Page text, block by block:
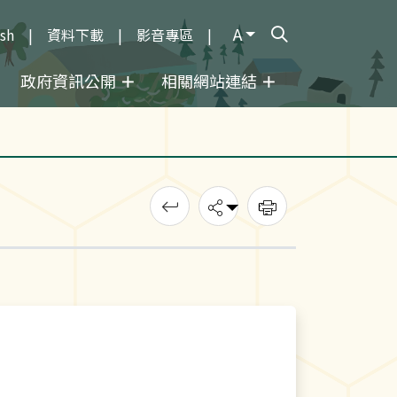
資料下載 影音專區 A
打開搜尋輸入框
政府資訊公開 相關網站連結
回上一頁
分享 列印